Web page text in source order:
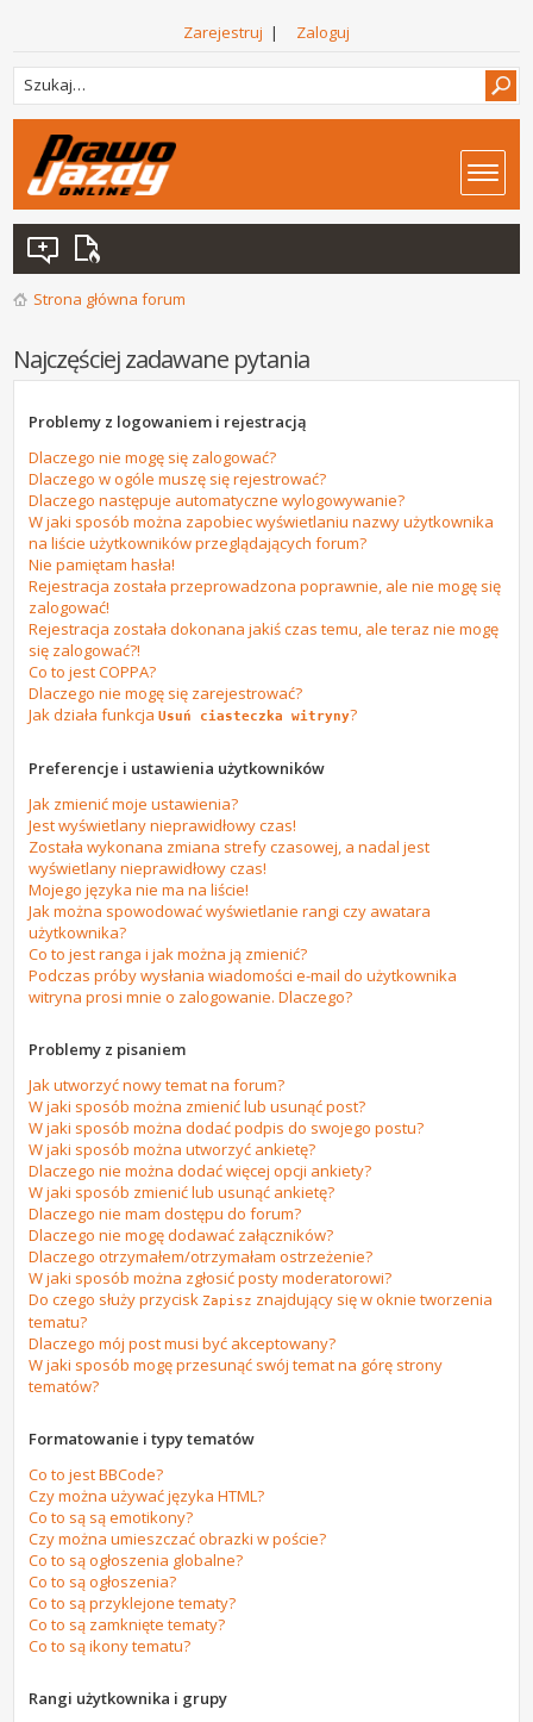
Zarejestruj | Zaloguj
Strona główna forum
Najczęściej zadawane pytania
Problemy z logowaniem i rejestracją
Dlaczego nie mogę się zalogować?
Dlaczego w ogóle muszę się rejestrować?
Dlaczego następuje automatyczne wylogowywanie?
W jaki sposób można zapobiec wyświetlaniu nazwy użytkownika
na liście użytkowników przeglądających forum?
Nie pamiętam hasła!
Rejestracja została przeprowadzona poprawnie, ale nie mogę się
zalogować!
Rejestracja została dokonana jakiś czas temu, ale teraz nie mogę
się zalogować?!
Co to jest COPPA?
Dlaczego nie mogę się zarejestrować?
Jak działa funkcjaUsuń ciasteczka witryny?
Preferencje i ustawienia użytkowników
Jak zmienić moje ustawienia?
Jest wyświetlany nieprawidłowy czas!
Została wykonana zmiana strefy czasowej, a nadal jest
wyświetlany nieprawidłowy czas!
Mojego języka nie ma na liście!
Jak można spowodować wyświetlanie rangi czy awatara
użytkownika?
Co to jest ranga i jak można ją zmienić?
Podczas próby wysłania wiadomości e-mail do użytkownika
witryna prosi mnie o zalogowanie. Dlaczego?
Problemy z pisaniem
Jak utworzyć nowy temat na forum?
W jaki sposób można zmienić lub usunąć post?
W jaki sposób można dodać podpis do swojego postu?
W jaki sposób można utworzyć ankietę?
Dlaczego nie można dodać więcej opcji ankiety?
W jaki sposób zmienić lub usunąć ankietę?
Dlaczego nie mam dostępu do forum?
Dlaczego nie mogę dodawać załączników?
Dlaczego otrzymałem/otrzymałam ostrzeżenie?
W jaki sposób można zgłosić posty moderatorowi?
Do czego służy przyciskZapisz znajdujący się w oknie tworzenia
tematu?
Dlaczego mój post musi być akceptowany?
W jaki sposób mogę przesunąć swój temat na górę strony
tematów?
Formatowanie i typy tematów
Co to jest BBCode?
Czy można używać języka HTML?
Co to są są emotikony?
Czy można umieszczać obrazki w poście?
Co to są ogłoszenia globalne?
Co to są ogłoszenia?
Co to są przyklejone tematy?
Co to są zamknięte tematy?
Co to są ikony tematu?
Rangi użytkownika i grupy